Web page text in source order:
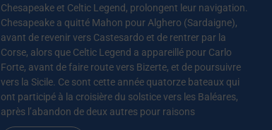
Chesapeake et Celtic Legend, prolongent leur navigation.
Chesapeake a quitté Mahon pour Alghero (Sardaigne),
avant de revenir vers Castesardo et de rentrer par la
Corse, alors que Celtic Legend a appareillé pour Carlo
Forte, avant de faire route vers Bizerte, et de poursuivre
vers la Sicile. Ce sont cette année quatorze bateaux qui
ont participé à la croisière du solstice vers les Baléares,
après l’abandon de deux autres pour raisons